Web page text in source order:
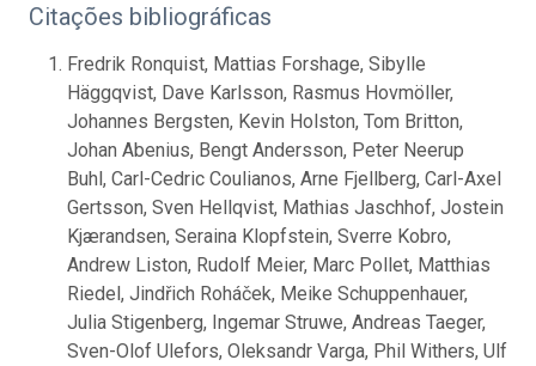
Citações bibliográficas
Fredrik Ronquist, Mattias Forshage, Sibylle
Häggqvist, Dave Karlsson, Rasmus Hovmöller,
Johannes Bergsten, Kevin Holston, Tom Britton,
Johan Abenius, Bengt Andersson, Peter Neerup
Buhl, Carl-Cedric Coulianos, Arne Fjellberg, Carl-Axel
Gertsson, Sven Hellqvist, Mathias Jaschhof, Jostein
Kjærandsen, Seraina Klopfstein, Sverre Kobro,
Andrew Liston, Rudolf Meier, Marc Pollet, Matthias
Riedel, Jindřich Roháček, Meike Schuppenhauer,
Julia Stigenberg, Ingemar Struwe, Andreas Taeger,
Sven-Olof Ulefors, Oleksandr Varga, Phil Withers, Ulf